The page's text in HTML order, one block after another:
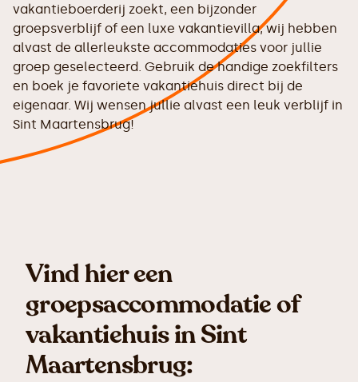
vakantieboerderij zoekt, een bijzonder
groepsverblijf of een luxe vakantievilla, wij hebben
alvast de allerleukste accommodaties voor jullie
groep geselecteerd. Gebruik de handige zoekfilters
en boek je favoriete vakantiehuis direct bij de
eigenaar. Wij wensen jullie alvast een leuk verblijf in
Sint Maartensbrug!
Vind hier een
groepsaccommodatie of
vakantiehuis in Sint
Maartensbrug: